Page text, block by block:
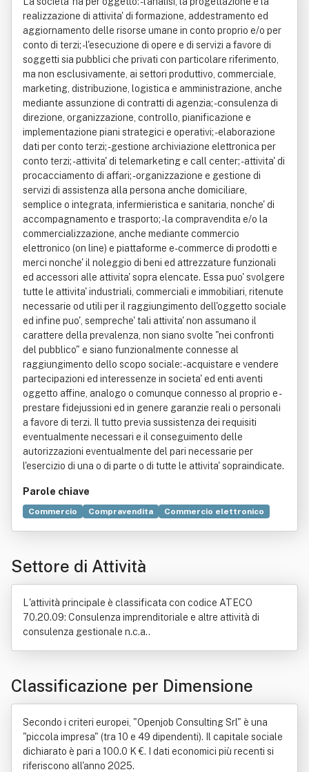
realizzazione di attivita' di formazione, addestramento ed
aggiornamento delle risorse umane in conto proprio e/o per
conto di terzi; - l'esecuzione di opere e di servizi a favore di
soggetti sia pubblici che privati con particolare riferimento,
ma non esclusivamente, ai settori produttivo, commerciale,
marketing, distribuzione, logistica e amministrazione, anche
mediante assunzione di contratti di agenzia; - consulenza di
direzione, organizzazione, controllo, pianificazione e
implementazione piani strategici e operativi; - elaborazione
dati per conto terzi; - gestione archiviazione elettronica per
conto terzi; - attivita' di telemarketing e call center; - attivita' di
procacciamento di affari; - organizzazione e gestione di
servizi di assistenza alla persona anche domiciliare,
semplice o integrata, infermieristica e sanitaria, nonche' di
accompagnamento e trasporto; - la compravendita e/o la
commercializzazione, anche mediante commercio
elettronico (on line) e piattaforme e-commerce di prodotti e
merci nonche' il noleggio di beni ed attrezzature funzionali
ed accessori alle attivita' sopra elencate. Essa puo' svolgere
tutte le attivita' industriali, commerciali e immobiliari, ritenute
necessarie od utili per il raggiungimento dell'oggetto sociale
ed infine puo', sempreche' tali attivita' non assumano il
carattere della prevalenza, non siano svolte "nei confronti
del pubblico" e siano funzionalmente connesse al
raggiungimento dello scopo sociale: - acquistare e vendere
partecipazioni ed interessenze in societa' ed enti aventi
oggetto affine, analogo o comunque connesso al proprio e -
prestare fidejussioni ed in genere garanzie reali o personali
a favore di terzi. Il tutto previa sussistenza dei requisiti
eventualmente necessari e il conseguimento delle
autorizzazioni eventualmente del pari necessarie per
l'esercizio di una o di parte o di tutte le attivita' sopraindicate.
Parole chiave
Commercio Compravendita
Commercio elettronico
Risorse umane
Salute
Settore di Attività
L'attività principale è classificata con codice ATECO
70.20.09: Consulenza imprenditoriale e altre attività di
consulenza gestionale n.c.a..
Classificazione per Dimensione
Secondo i criteri europei, "Openjob Consulting Srl" è una
"piccola impresa" (tra 10 e 49 dipendenti). Il capitale sociale
dichiarato è pari a 100.0 K €. I dati economici più recenti si
riferiscono all'anno 2025.